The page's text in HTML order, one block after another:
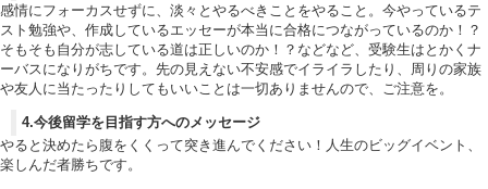
感情にフォーカスせずに、淡々とやるべきことをやること。今やっているテ
スト勉強や、作成しているエッセーが本当に合格につながっているのか！？
そもそも自分が志している道は正しいのか！？などなど、受験生はとかくナ
ーバスになりがちです。先の見えない不安感でイライラしたり、周りの家族
や友人に当たったりしてもいいことは一切ありませんので、ご注意を。
4.今後留学を目指す方へのメッセージ
やると決めたら腹をくくって突き進んでください！人生のビッグイベント、
楽しんだ者勝ちです。